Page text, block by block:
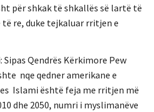
për shkak të shkallës së lartë të
re, duke tejkaluar rritjen e
Qendrës Kërkimore Pew
nqe qedner amerikane e
Islami është feja me rritjen më
dhe 2050, numri i myslimanëve